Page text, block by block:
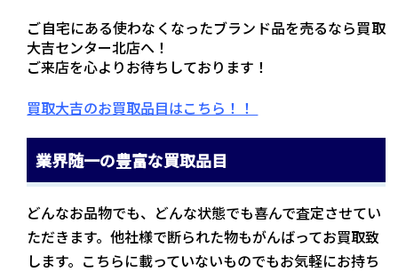
ご自宅にある使わなくなったブランド品を売るなら買取
大吉センター北店へ！
ご来店を心よりお待ちしております！
買取大吉のお買取品目はこちら！！
業界随一の豊富な買取品目
どんなお品物でも、どんな状態でも喜んで査定させてい
ただきます。他社様で断られた物もがんばってお買取致
します。こちらに載っていないものでもお気軽にお持ち